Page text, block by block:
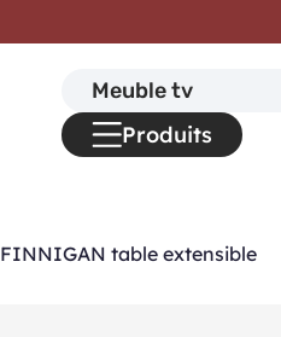
FINNIGAN table extensible
Search
for:
Produits